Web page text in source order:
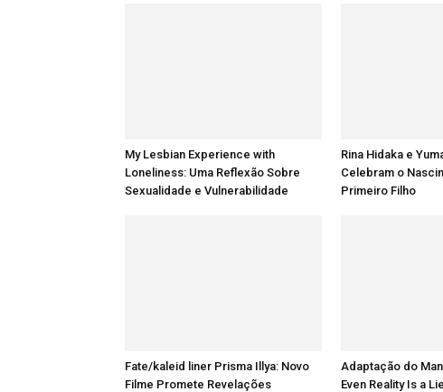
My Lesbian Experience with
Loneliness: Uma Reflexão Sobre
Sexualidade e Vulnerabilidade
Rina Hidaka e
Celebram o
Primeiro Filho
Fate/kaleid liner Prisma Illya: Novo
Filme Promete Revelações
Adaptação do
Even Reality Is a